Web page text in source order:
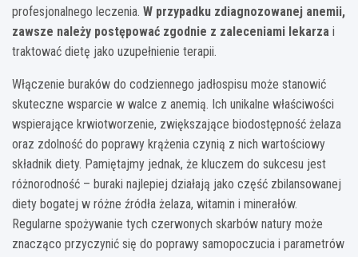
profesjonalnego leczenia. W przypadku zdiagnozowanej anemii,
zawsze należy postępować zgodnie z zaleceniami lekarza i
traktować dietę jako uzupełnienie terapii.
Włączenie buraków do codziennego jadłospisu może stanowić
skuteczne wsparcie w walce z anemią. Ich unikalne właściwości
wspierające krwiotworzenie, zwiększające biodostępność żelaza
oraz zdolność do poprawy krążenia czynią z nich wartościowy
składnik diety. Pamiętajmy jednak, że kluczem do sukcesu jest
różnorodność – buraki najlepiej działają jako część zbilansowanej
diety bogatej w różne źródła żelaza, witamin i minerałów.
Regularne spożywanie tych czerwonych skarbów natury może
znacząco przyczynić się do poprawy samopoczucia i parametrów